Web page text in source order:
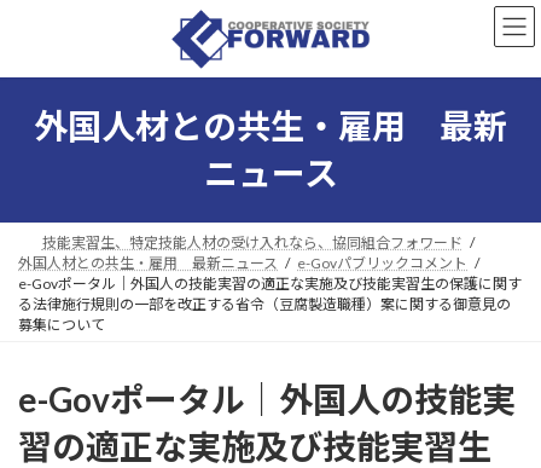
ン
プ
ー
動
外国人材との共生・雇用 最新
ニュース
技能実習生、特定技能人材の受け入れなら、協同組合フォワード
外国人材との共生・雇用 最新ニュース
e-Govパブリックコメント
e-Govポータル｜外国人の技能実習の適正な実施及び技能実習生の保護に関す
る法律施行規則の一部を改正する省令（豆腐製造職種）案に関する御意見の
募集について
e-Govポータル｜外国人の技能実
習の適正な実施及び技能実習生